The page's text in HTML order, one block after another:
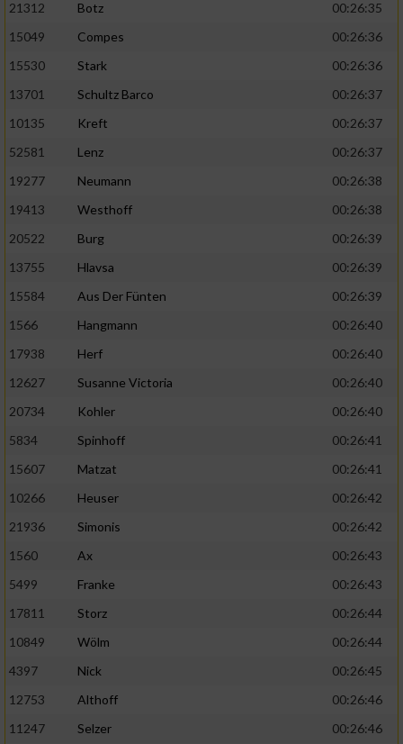
21312 Botz
00:26:35
15049
Compes
00:26:36
15530
Stark
00:26:36
13701
Schultz Barco
00:26:37
10135
Kreft
00:26:37
52581
Lenz
00:26:37
19277
Neumann
00:26:38
19413
Westhoff
00:26:38
20522
Burg
00:26:39
13755
Hlavsa
00:26:39
15584
Aus Der Fünten
00:26:39
1566
Hangmann
00:26:40
17938
Herf
00:26:40
12627
Susanne Victoria
00:26:40
20734
Kohler
00:26:40
5834
Spinhoff
00:26:41
15607
Matzat
00:26:41
10266
Heuser
00:26:42
21936
Simonis
00:26:42
1560
Ax
00:26:43
5499
Franke
00:26:43
17811
Storz
00:26:44
10849
Wölm
00:26:44
4397
Nick
00:26:45
12753
Althoff
00:26:46
11247
Selzer
00:26:46